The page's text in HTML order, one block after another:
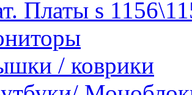
Платы s
/ коврики